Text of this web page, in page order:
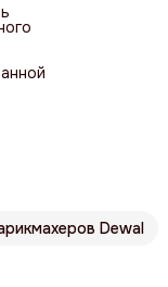
Dewal